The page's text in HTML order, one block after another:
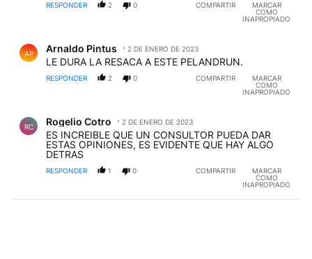
RESPONDER 2 0 COMPARTIR
MARCAR
COMO
INAPROPIADO
AP Arnaldo Pintus 2 DE ENERO DE 2023
LE DURA LA RESACA A ESTE PELANDRUN.
RESPONDER 2 0 COMPARTIR
MARCAR
COMO
INAPROPIADO
RC Rogelio Cotro 2 DE ENERO DE 2023
ES INCREIBLE QUE UN CONSULTOR PUEDA DAR
ESTAS OPINIONES, ES EVIDENTE QUE HAY ALGO
DETRAS
RESPONDER 1 0 COMPARTIR
MARCAR
COMO
INAPROPIADO